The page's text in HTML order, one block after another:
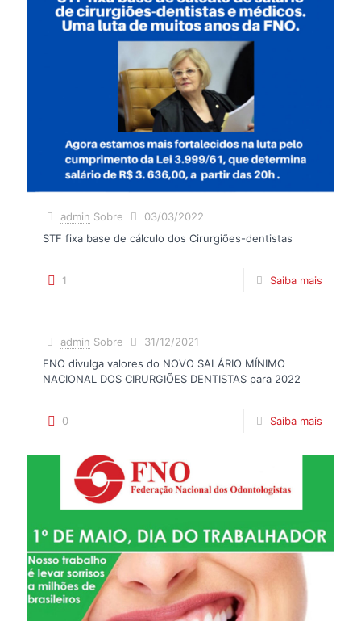
admin Sobre
03/03/2022
STF fixa base de cálculo dos Cirurgiões-dentistas
1 Saiba mais
admin Sobre
31/12/2021
FNO divulga valores do NOVO SALÁRIO MÍNIMO
NACIONAL DOS CIRURGIÕES DENTISTAS para 2022
0 Saiba mais